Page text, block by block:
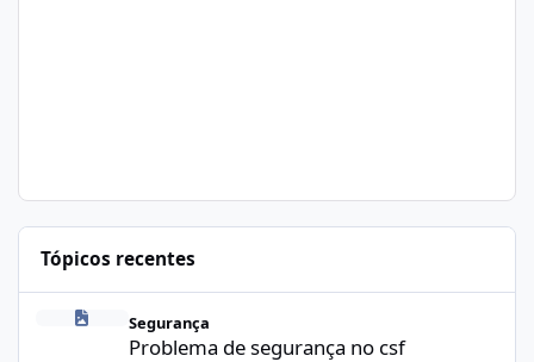
Tópicos recentes
Segurança
Problema de segurança no csf